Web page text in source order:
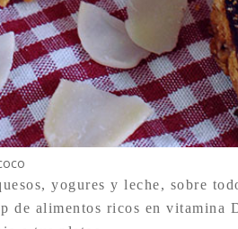
yogures y leche, sobre
de alimentos ricos en vitamina